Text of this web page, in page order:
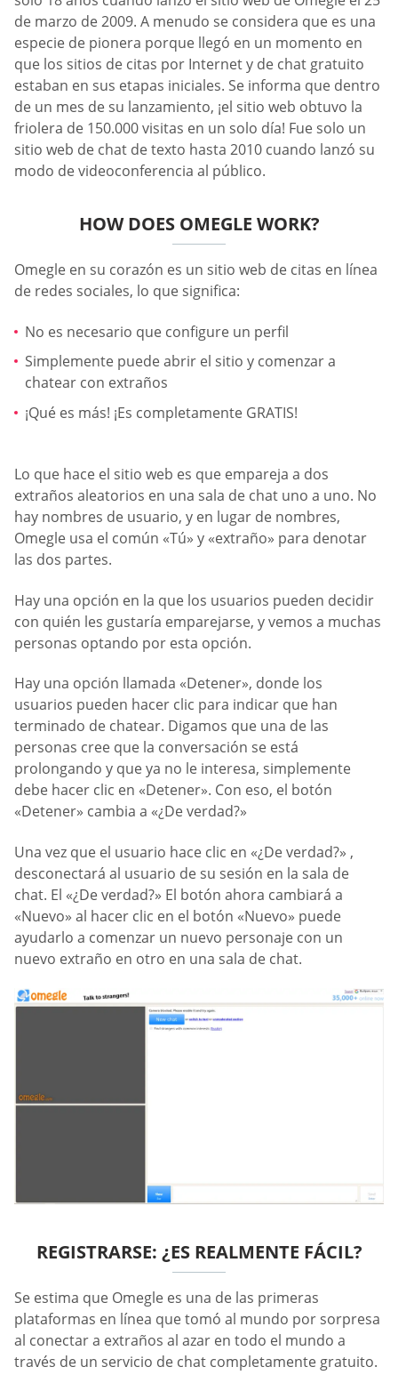
de marzo de 2009. A menudo se considera que es una
especie de pionera porque llegó en un momento en
que los sitios de citas por Internet y de chat gratuito
estaban en sus etapas iniciales. Se informa que dentro
de un mes de su lanzamiento, ¡el sitio web obtuvo la
friolera de 150.000 visitas en un solo día! Fue solo un
sitio web de chat de texto hasta 2010 cuando lanzó su
modo de videoconferencia al público.
HOW DOES OMEGLE WORK?
Omegle en su corazón es un sitio web de citas en línea
de redes sociales, lo que significa:
No es necesario que configure un perfil
Simplemente puede abrir el sitio y comenzar a
chatear con extraños
¡Qué es más! ¡Es completamente GRATIS!
Lo que hace el sitio web es que empareja a dos
extraños aleatorios en una sala de chat uno a uno. No
hay nombres de usuario, y en lugar de nombres,
Omegle usa el común «Tú» y «extraño» para denotar
las dos partes.
Hay una opción en la que los usuarios pueden decidir
con quién les gustaría emparejarse, y vemos a muchas
personas optando por esta opción.
Hay una opción llamada «Detener», donde los
usuarios pueden hacer clic para indicar que han
terminado de chatear. Digamos que una de las
personas cree que la conversación se está
prolongando y que ya no le interesa, simplemente
debe hacer clic en «Detener». Con eso, el botón
«Detener» cambia a «¿De verdad?»
Una vez que el usuario hace clic en «¿De verdad?» ,
desconectará al usuario de su sesión en la sala de
chat. El «¿De verdad?» El botón ahora cambiará a
«Nuevo» al hacer clic en el botón «Nuevo» puede
ayudarlo a comenzar un nuevo personaje con un
nuevo extraño en otro en una sala de chat.
REGISTRARSE: ¿ES REALMENTE FÁCIL?
Se estima que Omegle es una de las primeras
plataformas en línea que tomó al mundo por sorpresa
al conectar a extraños al azar en todo el mundo a
través de un servicio de chat completamente gratuito.